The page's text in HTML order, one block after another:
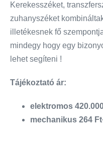
Kerekesszéket,
zuhanyszéket
illetékesnek fő
mindegy hogy egy
lehet segíteni !
Tájékoztató ár:
elektromos
mechanikus 264